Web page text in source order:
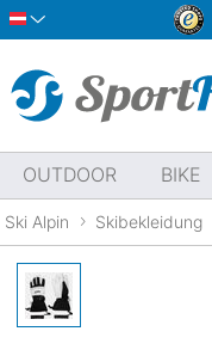
Österreich
OUTDOOR BIKE
Ski Alpin Skibekleidung